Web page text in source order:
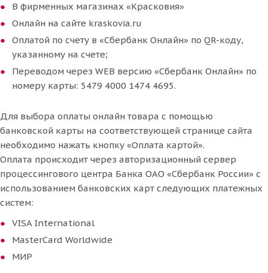
В фирменных магазинах «Красковия»
Онлайн на сайте kraskovia.ru
Оплатой по счету в «Сбербанк Онлайн» по QR-коду,
указанному на счете;
Переводом через WEB версию «Сбербанк Онлайн» по
номеру карты: 5479 4000 1474 4695.
Для выбора оплаты онлайн товара с помощью
банковской карты на соответствующей странице сайта
необходимо нажать кнопку «Оплата картой».
Оплата происходит через авторизационный сервер
процессингового центра Банка ОАО «Сбербанк России» с
использованием банковских карт следующих платежных
систем:
VISA International
MasterCard Worldwide
МИР